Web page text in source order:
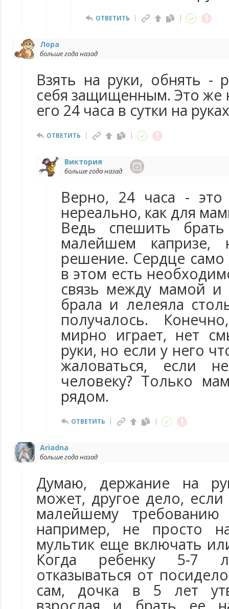
ОТВЕТИТЬ
Лора
больше года назад
Взять на руки, обнять -
себя защищенным. Это же
его 24 часа в сутки на
ОТВЕТИТЬ
Виктория
больше года назад
Верно, 24 часа -
нереально, как для
Ведь спешить
малейшем капризе,
решение. Сердце само
в этом есть
связь между мамой и
брала и лелеяла
получалось.
мирно играет, нет
руки, но если у него
жаловаться, если
человеку? Только
рядом.
ОТВЕТИТЬ
Ariadna
больше года назад
Думаю, держание на
может, другое дело,
малейшему
например, не просто
мультик еще включать
Когда ребенку 5-7
отказываться от
сам, дочка в 5 лет